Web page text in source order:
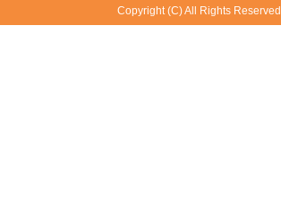
Copyright (C) All Rights Reserved.